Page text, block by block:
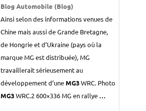
Blog Automobile (Blog)
Ainsi selon des informations venues de
Chine mais aussi de Grande Bretagne,
de Hongrie et d’Ukraine (pays où la
marque MG est distribuée), MG
travaillerait sérieusement au
développement d’uneMG3WRC. Photo
MG3WRC.2 600×336 MG en rallye …